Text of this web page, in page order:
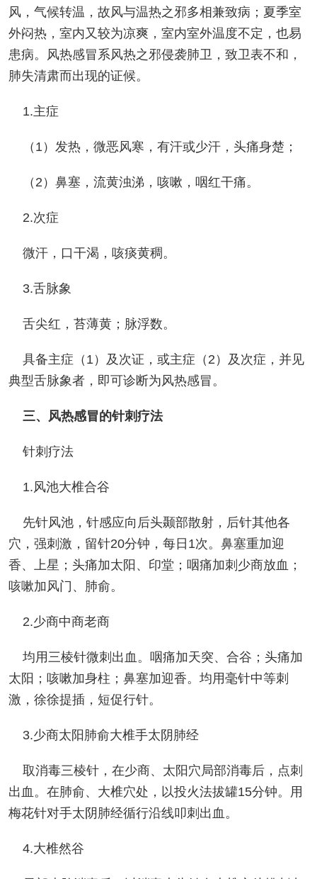
风，气候转温，故风与温热之邪多相兼致病；夏季室
外闷热，室内又较为凉爽，室内室外温度不定，也易
患病。风热感冒系风热之邪侵袭肺卫，致卫表不和，
肺失清肃而出现的证候。
1.主症
（1）发热，微恶风寒，有汗或少汗，头痛身楚；
（2）鼻塞，流黄浊涕，咳嗽，咽红干痛。
2.次症
微汗，口干渴，咳痰黄稠。
3.舌脉象
舌尖红，苔薄黄；脉浮数。
具备主症（1）及次证，或主症（2）及次症，并见
典型舌脉象者，即可诊断为风热感冒。
三、风热感冒的针刺疗法
针刺疗法
1.风池大椎合谷
先针风池，针感应向后头颞部散射，后针其他各
穴，强刺激，留针20分钟，每日1次。鼻塞重加迎
香、上星；头痛加太阳、印堂；咽痛加刺少商放血；
咳嗽加风门、肺俞。
2.少商中商老商
均用三棱针微刺出血。咽痛加天突、合谷；头痛加
太阳；咳嗽加身柱；鼻塞加迎香。均用毫针中等刺
激，徐徐提插，短促行针。
3.少商太阳肺俞大椎手太阴肺经
取消毒三棱针，在少商、太阳穴局部消毒后，点刺
出血。在肺俞、大椎穴处，以投火法拔罐15分钟。用
梅花针对手太阴肺经循行沿线叩刺出血。
4.大椎然谷